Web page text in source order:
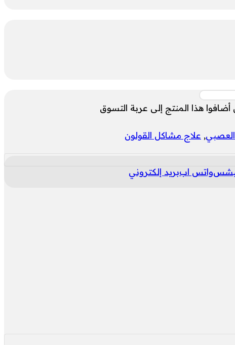
هذا المنتج إلى عربة التسوق
العصبي, علاج مشاكل القولون
واتس اببريد إلكتروني